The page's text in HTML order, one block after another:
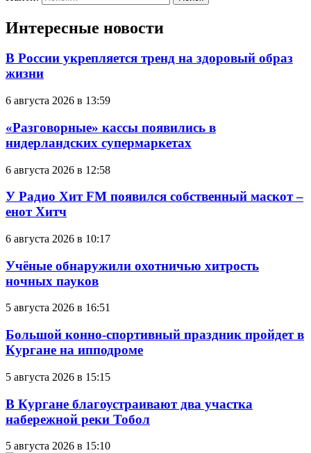
Интересные новости
В России укрепляется тренд на здоровый образ
жизни
6 августа 2026 в 13:59
«Разговорные» кассы появились в
нидерландских супермаркетах
6 августа 2026 в 12:58
У Радио Хит FM появился собственный маскот –
енот Хитч
6 августа 2026 в 10:17
Учёные обнаружили охотничью хитрость
ночных пауков
5 августа 2026 в 16:51
Большой конно-спортивный праздник пройдет в
Кургане на ипподроме
5 августа 2026 в 15:15
В Кургане благоустраивают два участка
набережной реки Тобол
5 августа 2026 в 15:10